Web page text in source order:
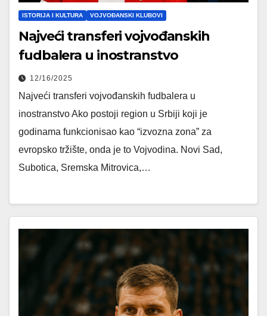
ISTORIJA I KULTURA VOJVOĐANSKI KLUBOVI
Najveći transferi vojvođanskih
fudbalera u inostranstvo
12/16/2025
Najveći transferi vojvođanskih fudbalera u
inostranstvo Ako postoji region u Srbiji koji je
godinama funkcionisao kao “izvozna zona” za
evropsko tržište, onda je to Vojvodina. Novi Sad,
Subotica, Sremska Mitrovica,…